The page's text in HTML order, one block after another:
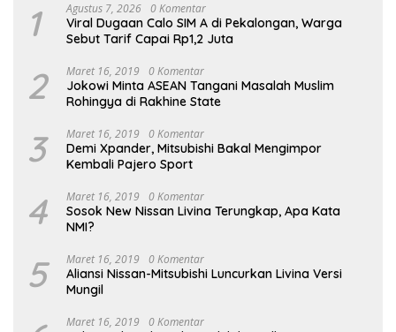
1 Agustus 7, 2026 0 Komentar
Viral Dugaan Calo SIM A di Pekalongan, Warga
Sebut Tarif Capai Rp1,2 Juta
2 Maret 16, 2019 0 Komentar
Jokowi Minta ASEAN Tangani Masalah Muslim
Rohingya di Rakhine State
3 Maret 16, 2019 0 Komentar
Demi Xpander, Mitsubishi Bakal Mengimpor
Kembali Pajero Sport
4 Maret 16, 2019 0 Komentar
Sosok New Nissan Livina Terungkap, Apa Kata
NMI?
5 Maret 16, 2019 0 Komentar
Aliansi Nissan-Mitsubishi Luncurkan Livina Versi
Mungil
Maret 16, 2019 0 Komentar